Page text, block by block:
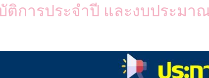
ติการประจำปี และงบประม